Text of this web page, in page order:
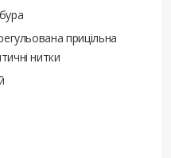
прицільна
нитки